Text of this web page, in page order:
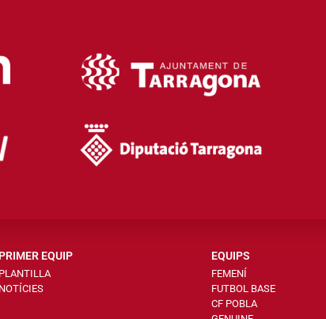
PRIMER EQUIP
PLANTILLA
NOTÍCIES
EQUIPS
FEMENÍ
FUTBOL BASE
CF POBLA